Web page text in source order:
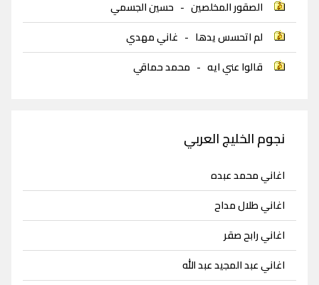
الصقور المخلصين - حسين الجسمي
لم اتحسس يدها - غاني مهدي
قالوا عني ايه - محمد حماقي
نجوم الخليج العربي
اغاني محمد عبده
اغاني طلال مداح
اغاني رابح صقر
اغاني عبد المجيد عبد الله